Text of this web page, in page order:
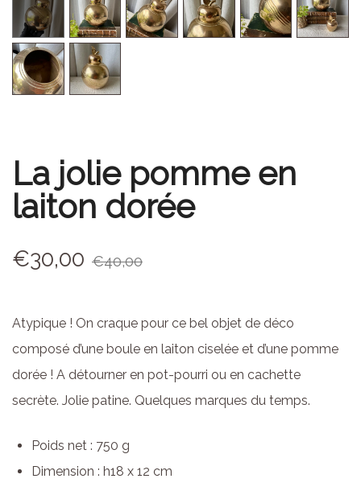
La jolie pomme en
laiton dorée
€40,00
€30,00
Atypique ! On craque pour ce bel objet de déco
composé d’une boule en laiton ciselée et d’une pomme
dorée ! A détourner en pot-pourri ou en cachette
secrète. Jolie patine. Quelques marques du temps.
Poids net : 750 g
Dimension : h18 x 12 cm